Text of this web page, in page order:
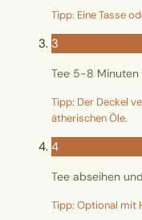
Tipp: Eine Tasse
3
Tee 5-8 Minuten
Tipp: Der Deckel
ätherischen Öle.
4
Tee abseihen
Tipp: Optional mit